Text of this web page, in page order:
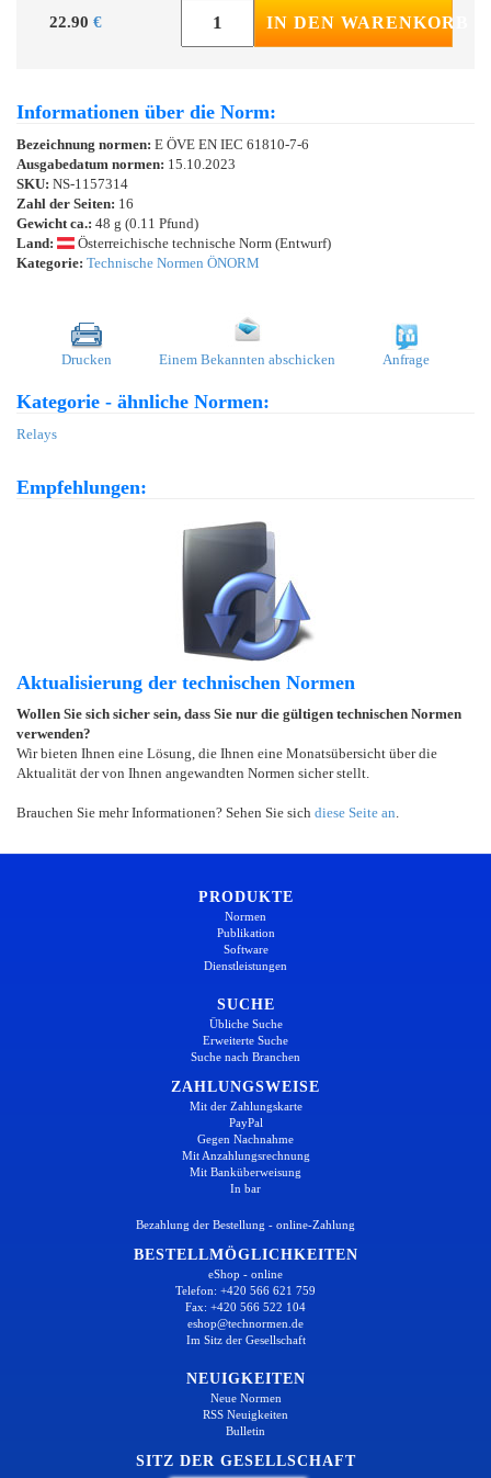
22.90 € IN DEN WARENKORB
Informationen über die Norm:
Bezeichnung normen: E ÖVE EN IEC 61810-7-6
Ausgabedatum normen: 15.10.2023
SKU: NS-1157314
Zahl der Seiten: 16
Gewicht ca.: 48 g (0.11 Pfund)
Land:
Österreichische technische Norm (Entwurf)
Kategorie: Technische Normen ÖNORM
Drucken Einem Bekannten abschicken Anfrage
Kategorie - ähnliche Normen:
Relays
Empfehlungen:
Aktualisierung der technischen Normen
Wollen Sie sich sicher sein, dass Sie nur die gültigen technischen Normen
verwenden?
Wir bieten Ihnen eine Lösung, die Ihnen eine Monatsübersicht über die
Aktualität der von Ihnen angewandten Normen sicher stellt.
Brauchen Sie mehr Informationen? Sehen Sie sich diese Seite an
PRODUKTE
Normen
Publikation
Software
Dienstleistungen
SUCHE
Übliche Suche
Erweiterte Suche
Suche nach Branchen
ZAHLUNGSWEISE
Mit der Zahlungskarte
PayPal
Gegen Nachnahme
Mit Anzahlungsrechnung
Mit Banküberweisung
In bar
Bezahlung der Bestellung - online-Zahlung
BESTELLMÖGLICHKEITEN
eShop - online
Telefon: +420 566 621 759
Fax: +420 566 522 104
eshop@technormen.de
Im Sitz der Gesellschaft
NEUIGKEITEN
Neue Normen
RSS Neuigkeiten
Bulletin
SITZ DER GESELLSCHAFT